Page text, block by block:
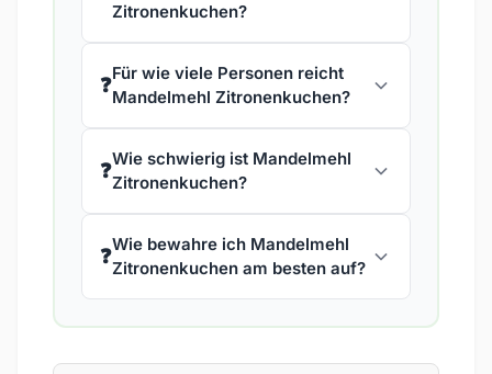
Zitronenkuchen?
❓
Für wie viele Personen reicht
Mandelmehl Zitronenkuchen?
❓
Wie schwierig ist Mandelmehl
Zitronenkuchen?
❓
Wie bewahre ich Mandelmehl
Zitronenkuchen am besten auf?